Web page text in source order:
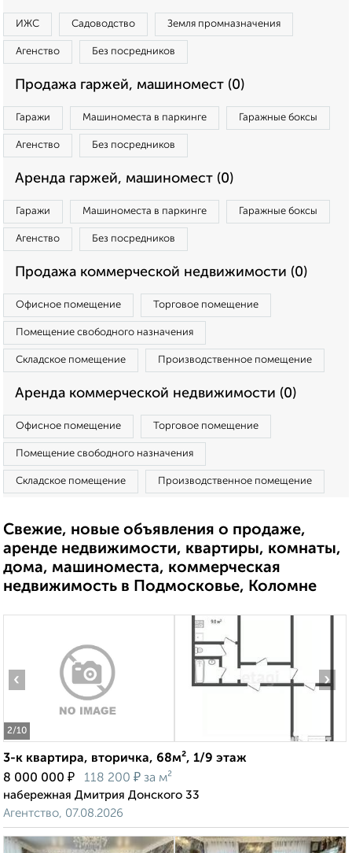
ИЖС Садоводство Земля промназначения
Агенство Без посредников
Продажа гаржей, машиномест (0)
Гаражи Машиноместа в паркинге Гаражные боксы
Агенство Без посредников
Аренда гаржей, машиномест (0)
Гаражи Машиноместа в паркинге Гаражные боксы
Агенство Без посредников
Продажа коммерческой недвижимости (0)
Офисное помещение Торговое помещение
Помещение свободного назначения
Складское помещение Производственное помещение
Аренда коммерческой недвижимости (0)
Офисное помещение Торговое помещение
Помещение свободного назначения
Складское помещение Производственное помещение
Свежие, новые объявления о продаже,
аренде недвижимости, квартиры, комнаты,
дома, машиноместа, коммерческая
недвижимость в Подмосковье, Коломне
2/10
‹ ›
3-к квартира, вторичка, 68м², 1/9 этаж
8 000 000 ₽ 118 200 ₽ за м²
набережная Дмитрия Донского 33
Агентство, 07.08.2026